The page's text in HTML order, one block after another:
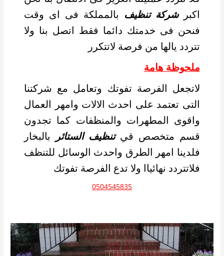
اكبرشركة تنظيف بالمملكة فى اى وقت
فنحن فى خدمتك دائما فقط اتصل بنا ولا
تتردد يالها من فرصة لاتتكرر
ملحوظة هامة
لاتجعل الفرصة تفوتك وتعامل مع شركتنا
التى تعتمد على احدث الالات وامهر العمال
واقوى المطهرات والمنظفات كما تجدون
قسم متخصص قيتنظيف الستائر
بالبخار
فلدينا امهر الطرق واحدث الوسائل للتنظف
فلاتتردد نهائياا ولا تدع الفرصة تفوتك
0504545835